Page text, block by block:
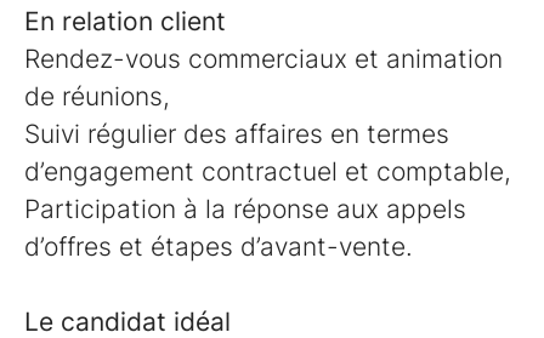
En relation client
Rendez-vous commerciaux et animation
de réunions,
Suivi régulier des affaires en termes
d’engagement contractuel et comptable,
Participation à la réponse aux appels
d’offres et étapes d’avant-vente.
Le candidat idéal